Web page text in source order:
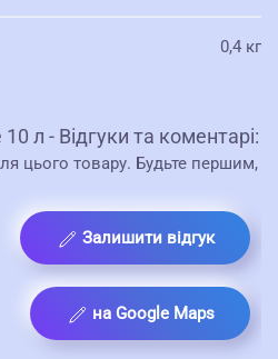
0,4 кг
л - Відгуки та коментарі:
цього товару. Будьте першим,
Залишити відгук
на Google Maps